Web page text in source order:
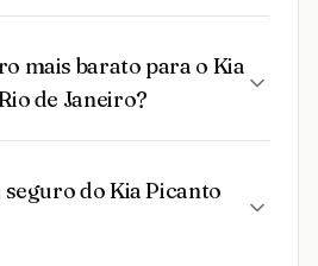
mais barato para o Kia
de Janeiro?
seguro do Kia Picanto